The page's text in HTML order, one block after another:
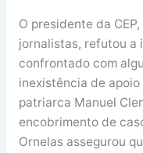
O presidente da
jornalistas, refutou a
confrontado com
inexistência de
patriarca Manuel
encobrimento de
Ornelas assegurou